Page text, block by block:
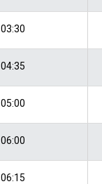
03:30
04:35
05:00
06:00
06:15